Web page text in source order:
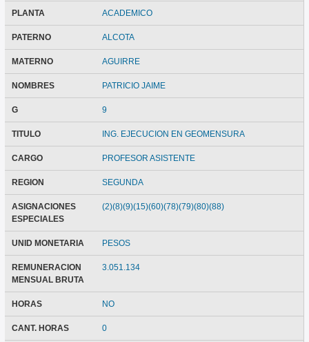
PLANTA ACADEMICO
PATERNO ALCOTA
MATERNO AGUIRRE
NOMBRES PATRICIO JAIME
G 9
TITULO ING. EJECUCION EN GEOMENSURA
CARGO PROFESOR ASISTENTE
REGION SEGUNDA
ASIGNACIONES
ESPECIALES
(2)(8)(9)(15)(60)(78)(79)(80)(88)
UNID MONETARIA PESOS
REMUNERACION
MENSUAL BRUTA
3.051.134
HORAS NO
CANT. HORAS 0